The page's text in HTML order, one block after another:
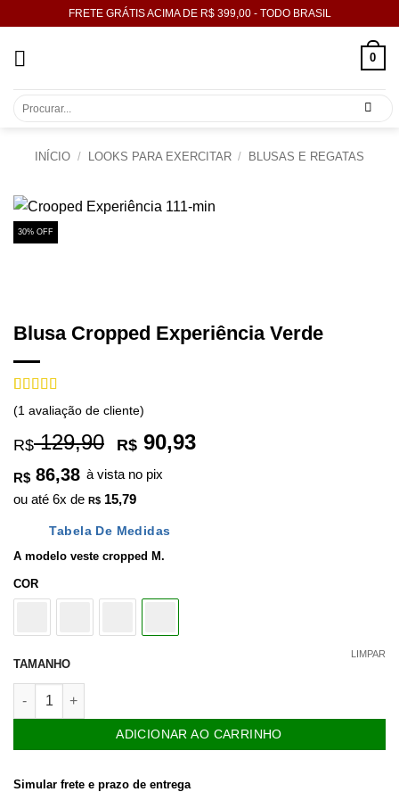
content
FRETE GRÁTIS ACIMA DE R$ 399,00 - TODO BRASIL
0
Pesquisar
INÍCIO / LOOKS PARA EXERCITAR / BLUSAS E REGATAS
30% OFF
Blusa Cropped Experiência Verde
Avaliado
como5de
5, com
baseado em
1
cliente
(1 avaliação de cliente)
R$129,90 O
original
era:
R$ 129,90.
R$ 90,93O
R$ 86,38 à vista no pix
ou até 6x de R$ 15,79
Tabela De Medidas
A modelo veste cropped M.
COR
TAMANHO
LIMPAR
Blusa Cropped Experiência Verde quantidade
ADICIONAR AO CARRINHO
Simular frete e prazo de entrega